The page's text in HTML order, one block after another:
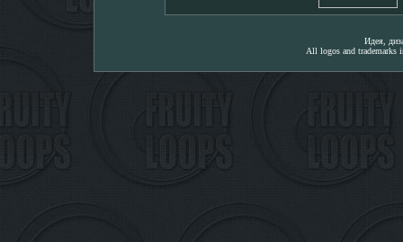
Идея,
All logos and trademarks